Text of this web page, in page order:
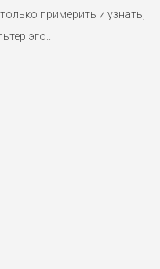
примерить и узнать,
эго..